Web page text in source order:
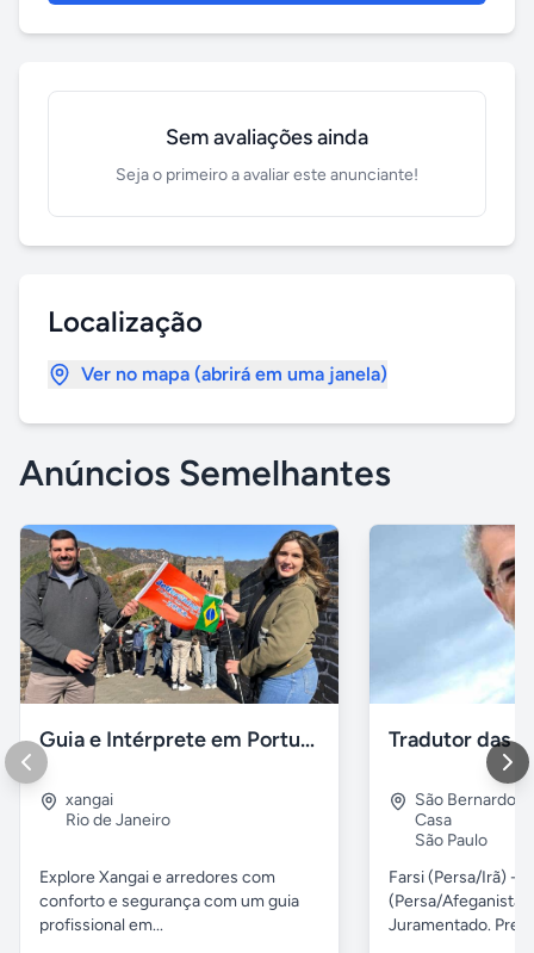
Sem avaliações ainda
Seja o primeiro a avaliar este anunciante!
Localização
Ver no mapa (abrirá em uma janela)
Anúncios Semelhantes
Guia e Intérprete em Português em Xangai
xangai
Rio de Janeiro
Explore Xangai e arredores com
conforto e segurança com um guia
profissional em...
São Bernardo
Casa
São Paulo
Farsi (Persa/Irã)
(Persa/
Juramentado.